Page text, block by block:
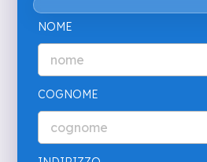
NOME
COGNOME